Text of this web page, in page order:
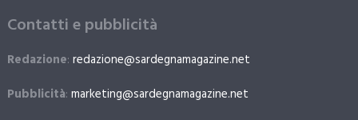
Contatti e pubblicità
Redazione: redazione@sardegnamagazine.net
Pubblicità: marketing@sardegnamagazine.net